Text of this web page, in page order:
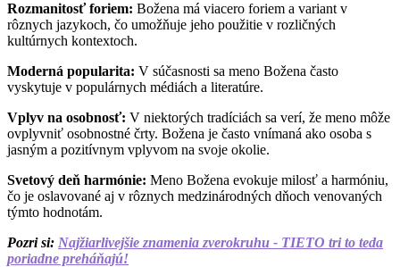
Rozmanitosť foriem: Božena má viacero foriem a variant v
rôznych jazykoch, čo umožňuje jeho použitie v rozličných
kultúrnych kontextoch.
Moderná popularita: V súčasnosti sa meno Božena často
vyskytuje v populárnych médiách a literatúre.
Vplyv na osobnosť: V niektorých tradíciách sa verí, že meno môže
ovplyvniť osobnostné črty. Božena je často vnímaná ako osoba s
jasným a pozitívnym vplyvom na svoje okolie.
Svetový deň harmónie: Meno Božena evokuje milosť a harmóniu,
čo je oslavované aj v rôznych medzinárodných dňoch venovaných
týmto hodnotám.
Pozri si: Najžiarlivejšie znamenia zverokruhu - TIETO tri to teda
poriadne preháňajú!